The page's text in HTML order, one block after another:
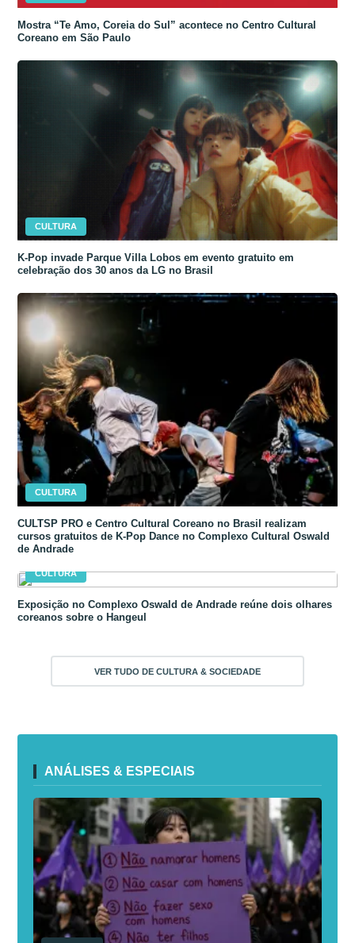
Mostra “Te Amo, Coreia do Sul” acontece no Centro Cultural
Coreano em São Paulo
CULTURA
K-Pop invade Parque Villa Lobos em evento gratuito em
celebração dos 30 anos da LG no Brasil
CULTURA
CULTSP PRO e Centro Cultural Coreano no Brasil realizam
cursos gratuitos de K-Pop Dance no Complexo Cultural Oswald
de Andrade
CULTURA
Exposição no Complexo Oswald de Andrade reúne dois olhares
coreanos sobre o Hangeul
VER TUDO DE CULTURA & SOCIEDADE
ANÁLISES & ESPECIAIS